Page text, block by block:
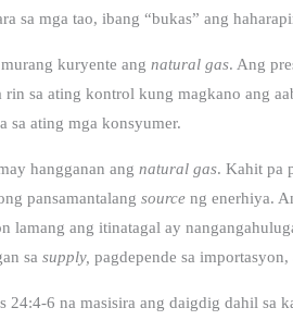
sa mga tao, ibang “bukas” ang
kuryente ang natural gas. Ang
rin sa ating kontrol kung magkano ang
sa ating mga konsyumer.
hangganan ang natural gas. Kahit pa
pansamantalang source ng enerhiya.
lamang ang itinatagal ay
sa supply, pagdepende sa
24:4-6 na masisira ang daigdig dahil sa